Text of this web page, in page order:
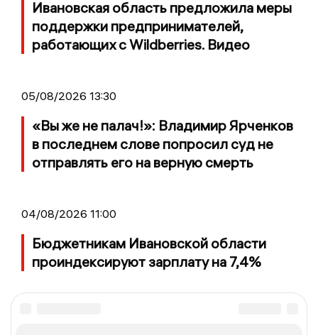
Ивановская область предложила меры
поддержки предпринимателей,
работающих с Wildberries. Видео
05/08/2026 13:30
«Вы же не палач!»: Владимир Ярченков
в последнем слове попросил суд не
отправлять его на верную смерть
04/08/2026 11:00
Бюджетникам Ивановской области
проиндексируют зарплату на 7,4%